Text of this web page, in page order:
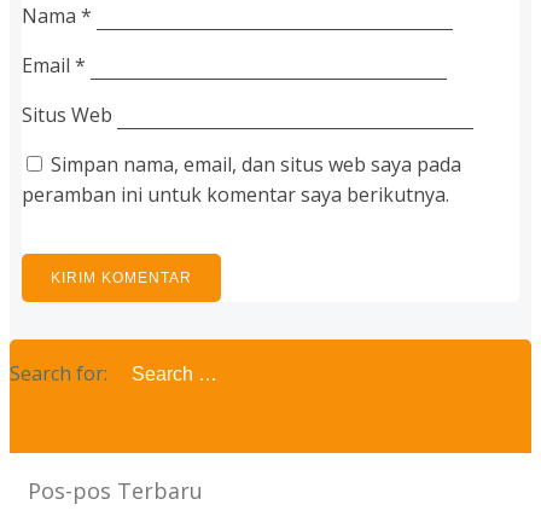
Nama *
Email *
Situs Web
Simpan nama, email, dan situs web saya pada
peramban ini untuk komentar saya berikutnya.
Search for:
Pos-pos Terbaru